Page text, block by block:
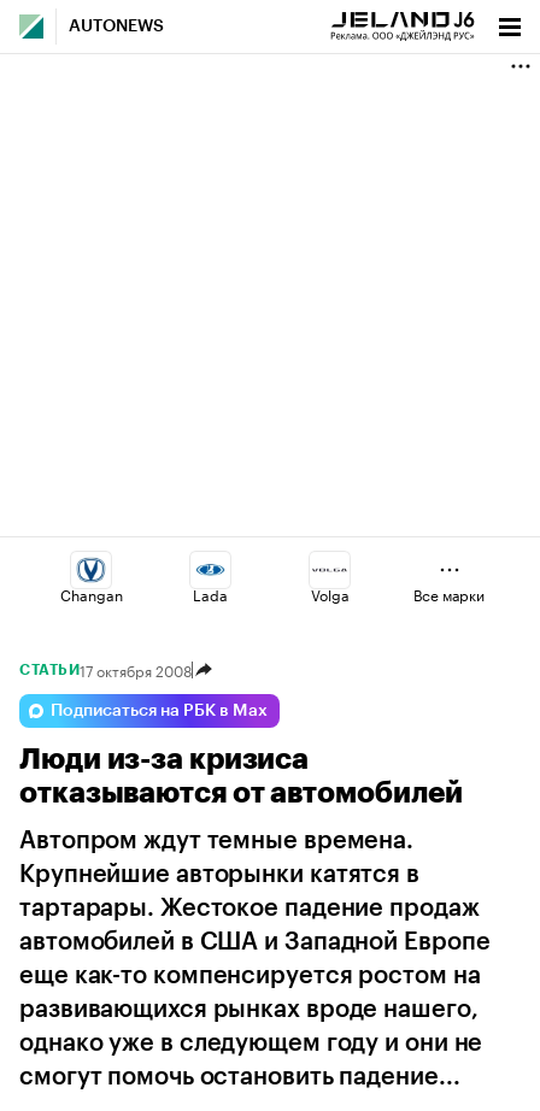
AUTONEWS
Changan Lada Volga
Omoda Haval
Geely Esteo Jaecoo
Все марки
СТАТЬИ17 октября 2008
Подписаться на РБК в Max
Люди из-за кризиса
отказываются от автомобилей
Автопром ждут темные времена.
Крупнейшие авторынки катятся в
тартарары. Жестокое падение продаж
автомобилей в США и Западной Европе
еще как-то компенсируется ростом на
развивающихся рынках вроде нашего,
однако уже в следующем году и они не
смогут помочь остановить падение...